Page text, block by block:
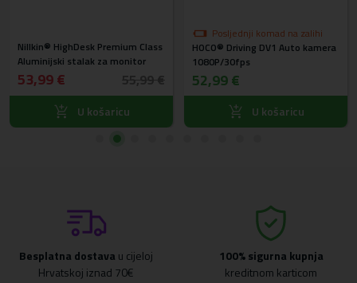
Nillkin® HighDesk Premium Class
Aluminijski stalak za monitor
53,99 €
U košaricu
Posljednji komad na zalihi
HOCO® Driving DV1 Auto kamera
1080P/30fps
52,99 €
U košaricu
Besplatna dostava u cijeloj
Hrvatskoj iznad 70€
100% sigurna kupnja
kreditnom karticom